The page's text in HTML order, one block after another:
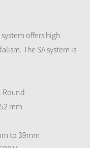
offers high
The SA system is
Round
mm
to 39mm